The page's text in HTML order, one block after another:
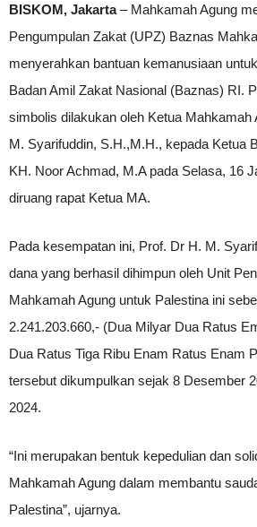
BISKOM, Jakarta– Mahkamah Agung
Pengumpulan Zakat (UPZ) Baznas
menyerahkan bantuan kemanusiaan
Badan Amil Zakat Nasional (Baznas) RI.
simbolis dilakukan oleh Ketua Mahkamah
M. Syarifuddin, S.H.,M.H., kepada Ketua
KH. Noor Achmad, M.A pada Selasa, 16
diruang rapat Ketua MA.
Pada kesempatan ini, Prof. Dr H. M.
dana yang berhasil dihimpun oleh Unit
Mahkamah Agung untuk Palestina ini
2.241.203.660,- (Dua Milyar Dua Ratus
Dua Ratus Tiga Ribu Enam Ratus Enam
tersebut dikumpulkan sejak 8 Desember
2024.
“Ini merupakan bentuk kepedulian dan
Mahkamah Agung dalam membantu
Palestina”, ujarnya.